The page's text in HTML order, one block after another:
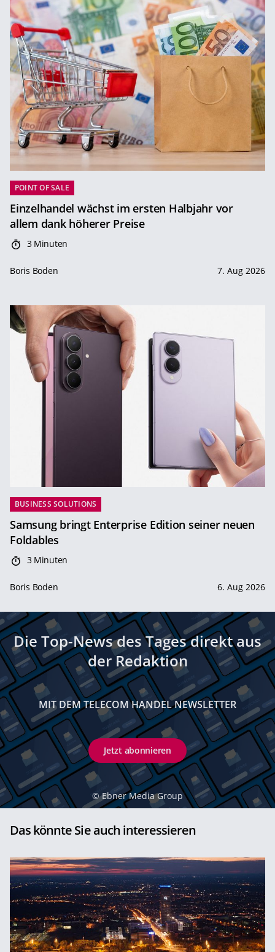
POINT OF SALE
Einzelhandel wächst im ersten Halbjahr vor
allem dank höherer Preise
3 Minuten
Boris Boden 7. Aug 2026
BUSINESS SOLUTIONS
Samsung bringt Enterprise Edition seiner neuen
Foldables
3 Minuten
Boris Boden 6. Aug 2026
Die Top-News des Tages direkt aus
der Redaktion
MIT DEM TELECOM HANDEL NEWSLETTER
Jetzt abonnieren
© Ebner Media Group
Das könnte Sie auch interessieren